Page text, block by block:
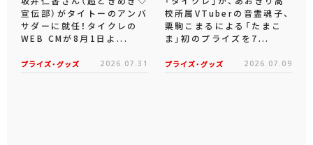
宣伝部）がタイトーのアンバ
サダーに就任！タイクレの
WEB CMが8月1日よ...
プライズ・グッズ 2026.07.31
校所属VTuberの音霊魂子、
栗駒こまるによる「たまこ
ま」初のプライズを7...
プライズ・グッズ 2026.07.09